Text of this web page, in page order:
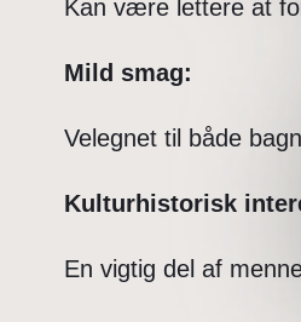
Kan være lettere at
Mild smag:
Velegnet til både
Kulturhistorisk
En vigtig del af